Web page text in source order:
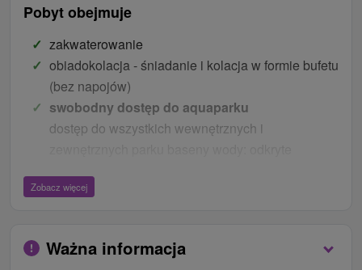
Pobyt obejmuje
zakwaterowanie
obiadokolacja - śniadanie i kolacja w formie bufetu
(bez napojów)
swobodny dostęp do aquaparku
dostęp do wszystkich wewnętrznych i
relaksacyjne Blue Sapphire z laser show, kryty
Treasure Island, 50 metrowy basen, piramidy
Zobacz więcej
Ważna informacja